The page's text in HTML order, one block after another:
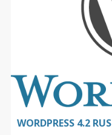
WORDPRESS 4.2 RUS